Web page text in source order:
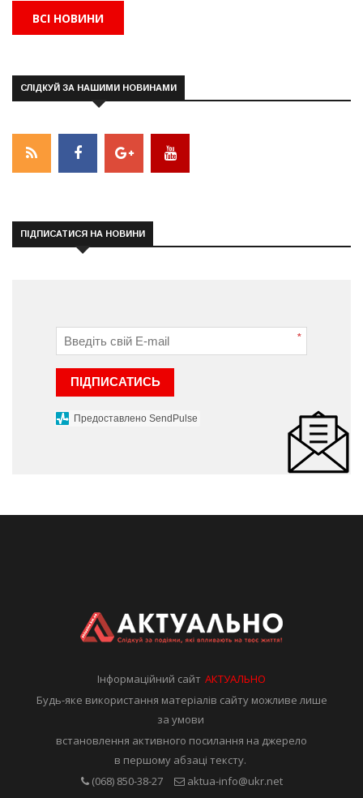
ВСІ НОВИНИ
СЛІДКУЙ ЗА НАШИМИ НОВИНАМИ
ПІДПИСАТИСЯ НА НОВИНИ
*
ПІДПИСАТИСЬ
Предоставлено SendPulse
Інформаційний сайтАКТУАЛЬНО
Будь-яке використання матеріалів сайту можливе лише
за умови
встановлення активного посилання на джерело
в першому абзаці тексту.
(068) 850-38-27
aktua-info@ukr.net